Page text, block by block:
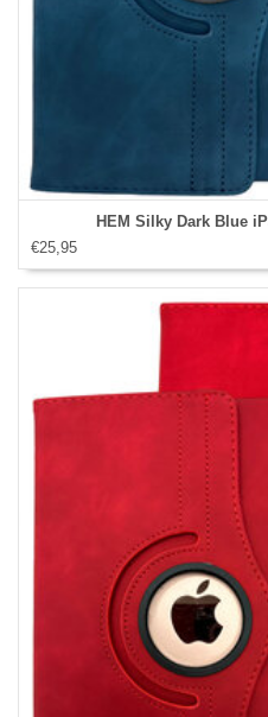
HEM Silky Dark Blue
€25,95